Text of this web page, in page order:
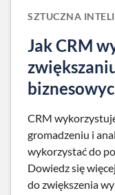
SZTUCZNA
Jak CRM
CRM
gromadzeniu i
wykorzystać do
Dowiedz się
do zwiększenia